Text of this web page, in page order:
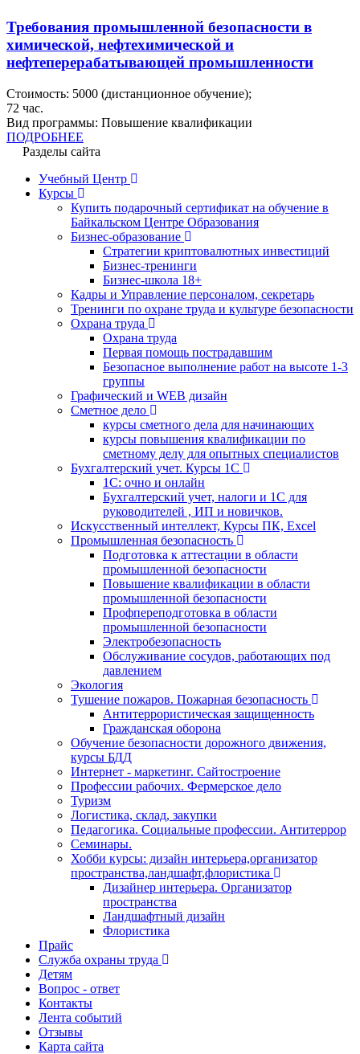
Требования промышленной безопасности в
химической, нефтехимической и
нефтеперерабатывающей промышленности
Стоимость: 5000 (дистанционное обучение);
72 час.
Вид программы: Повышение квалификации
ПОДРОБНЕЕ
Разделы сайта
Учебный Центр
Курсы
Купить подарочный сертификат на обучение в
Байкальском Центре Образования
Бизнес-образование
Стратегии криптовалютных инвестиций
Бизнес-тренинги
Бизнес-школа 18+
Кадры и Управление персоналом, секретарь
Тренинги по охране труда и культуре безопасности
Охрана труда
Охрана труда
Первая помощь пострадавшим
Безопасное выполнение работ на высоте 1-3
группы
Графический и WEB дизайн
Сметное дело
курсы сметного дела для начинающих
курсы повышения квалификации по
сметному делу для опытных специалистов
Бухгалтерский учет. Курсы 1С
1С: очно и онлайн
Бухгалтерский учет, налоги и 1С для
руководителей , ИП и новичков.
Искусственный интеллект, Курсы ПК, Excel
Промышленная безопасность
Подготовка к аттестации в области
промышленной безопасности
Повышение квалификации в области
промышленной безопасности
Профпереподготовка в области
промышленной безопасности
Электробезопасность
Обслуживание сосудов, работающих под
давлением
Экология
Тушение пожаров. Пожарная безопасность
Антитеррористическая защищенность
Гражданская оборона
Обучение безопасности дорожного движения,
курсы БДД
Интернет - маркетинг. Сайтостроение
Профессии рабочих. Фермерское дело
Туризм
Логистика, склад, закупки
Педагогика. Социальные профессии. Антитеррор
Семинары.
Хобби курсы: дизайн интерьера,организатор
пространства,ландшафт,флористика
Дизайнер интерьера. Организатор
пространства
Ландшафтный дизайн
Флористика
Прайс
Служба охраны труда
Детям
Вопрос - ответ
Контакты
Лента событий
Отзывы
Карта сайта